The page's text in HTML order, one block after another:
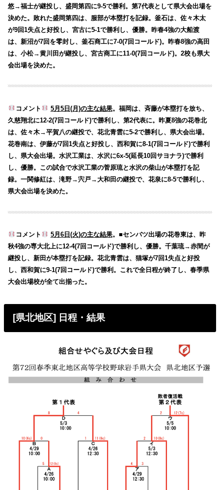
悠→福士が継投し、盛岡第四に9-5で勝利。第7代表として県大会出場を
決めた。敗れた盛岡第四は、服部が本塁打を記録。釜石は、佐々木太
が9回1失点と好投し、宮古に5-1で勝利し、優勝。昨春4強の大船渡
は、新沼が7回を零封し、釜石商工に7-0(7回コールド)。昨春8強の高田
は、小松→黄川田が継投し、宮古商工に11-0(7回コールド)。2校も県大
会出場を決めた。
コメント 5月5日(月)の主な結果。福岡は、斉藤が本塁打を放ち、
久慈翔北に12-2(7回コールド)で勝利し、第2代表に。昨夏8強の花巻北
は、佐々木→平賀八の継投で、花北青雲に5-2で勝利し、県大会出場。
花巻南は、伊藤が7回1失点と好投し、西和賀に8-1(7回コールド)で勝利
し、県大会出場。水沢工業は、水沢に6x-5(延長10回サヨナラ)で勝利
し、優勝。この試合で水沢工業の菅原琉と水沢の柴山が本塁打を記
録。一関修紅は、滝野→宍戸→大和田の継投で、花泉に8-5で勝利し、
県大会出場を決めた。
コメント 5月6日(火)の主な結果。■センバツ出場の花巻東は、昨
秋4強の専大北上に12-4(7回コールド)で勝利し、優勝。千葉琉→赤間が
継投し、新田が本塁打を記録。花北青雲は、猫塚が7回1失点と好投
し、西和賀に9-1(7回コールド)で勝利。これで全日程が終了し、春季県
大会出場校が全て出揃った。
[県北地区] 日程・結果